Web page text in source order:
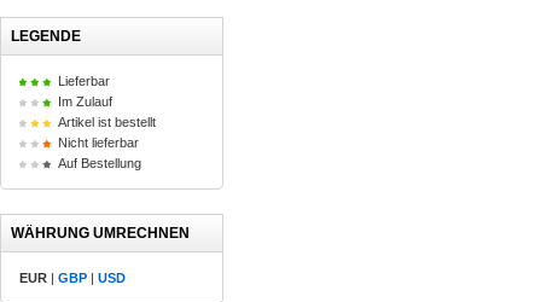
LEGENDE
Lieferbar
Im Zulauf
Artikel ist bestellt
Nicht lieferbar
Auf Bestellung
WÄHRUNG UMRECHNEN
EUR | GBP | USD